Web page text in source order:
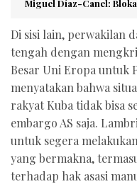
Miguel Díaz-Canel:
Di sisi lain, perwakilan
tengah dengan
Besar Uni Eropa untuk
menyatakan bahwa
rakyat Kuba tidak bisa
embargo AS saja.
untuk segera
yang bermakna,
terhadap hak asasi